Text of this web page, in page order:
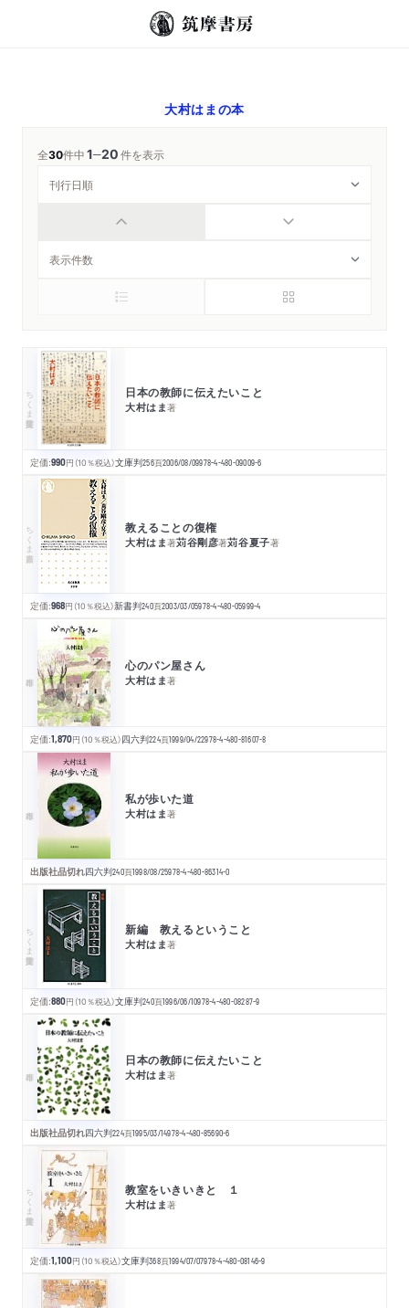
大村はまの本
全30件中1─20件を表示
ちくま学芸文庫 日本の教師に伝えたいこと
大村はま著
定価:990円 （10％税込）文庫判256頁2006/08/09978-4-480-09009-6
ちくま新書 教えることの復権
大村はま著苅谷剛彦著苅谷夏子著
定価:968円 （10％税込）新書判240頁2003/03/05978-4-480-05999-4
心のパン屋さん
大村はま著
定価:1,870円 （10％税込）四六判224頁1999/04/22978-4-480-81607-8
私が歩いた道
大村はま著
出版社品切れ四六判240頁1998/08/25978-4-480-86314-0
ちくま学芸文庫 新編 教えるということ
大村はま著
定価:880円 （10％税込）文庫判240頁1996/06/10978-4-480-08287-9
日本の教師に伝えたいこと
大村はま著
出版社品切れ四六判224頁1995/03/14978-4-480-85690-6
ちくま学芸文庫 教室をいきいきと １
大村はま著
定価:1,100円 （10％税込）文庫判368頁1994/07/07978-4-480-08146-9